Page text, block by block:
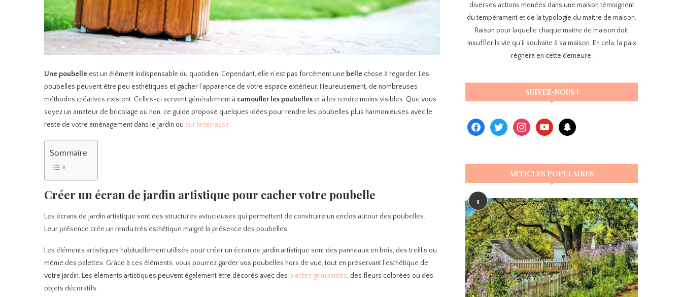
Une poubelle est un élément indispensable du quotidien. Cependant, elle n’est pas forcément une belle chose à regarder. Les
poubelles peuvent être peu esthétiques et gâcher l’apparence de votre espace extérieur. Heureusement, de nombreuses
méthodes créatives existent. Celles-ci servent généralement à camoufler les poubelles et à les rendre moins visibles. Que vous
soyez un amateur de bricolage ou non, ce guide propose quelques idées pour rendre les poubelles plus harmonieuses avec le
reste de votre aménagement dans le jardin ou sur la terrasse.
Sommaire
Créer un écran de jardin artistique pour cacher votre poubelle
Les écrans de jardin artistique sont des structures astucieuses qui permettent de construire un enclos autour des poubelles.
Leur présence crée un rendu très esthétique malgré la présence des poubelles.
Les éléments artistiques habituellement utilisés pour créer un écran de jardin artistique sont des panneaux en bois, des treillis ou
même des palettes. Grâce à ces éléments, vous pourrez garder vos poubelles hors de vue, tout en préservant l’esthétique de
votre jardin. Les éléments artistiques peuvent également être décorés avec des plantes grimpantes, des fleurs colorées ou des
objets décoratifs.
diverses actions menées dans une maison témoignent
du tempérament et de la typologie du maitre de maison.
Raison pour laquelle chaque maitre de maison doit
insuffler la vie qu’il souhaite à sa maison. En cela, la paix
règnera en cette demeure.
SUIVEZ-NOUS !
ARTICLES POPULAIRES
1